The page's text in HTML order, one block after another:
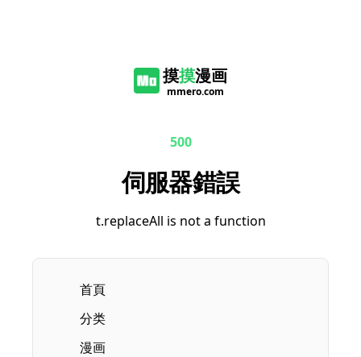
摸摸漫画
mmero.com
500
伺服器錯誤
t.replaceAll is not a function
首頁
分类
漫画